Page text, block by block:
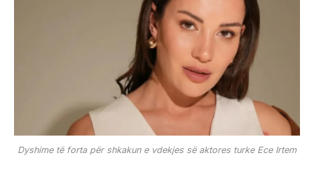
Dyshime të forta për shkakun e vdekjes së aktores turke Ece Irtem